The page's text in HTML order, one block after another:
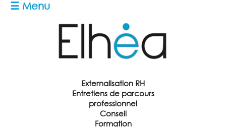
☰ Menu
Externalisation RH
Entretiens de parcours
professionnel
Conseil
Formation